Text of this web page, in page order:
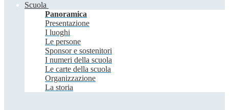
Scuola
Panoramica
Presentazione
I luoghi
Le persone
Sponsor e sostenitori
I numeri della scuola
Le carte della scuola
Organizzazione
La storia